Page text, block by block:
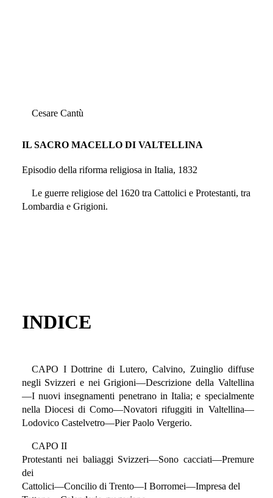
Cesare Cantù
IL SACRO MACELLO DI VALTELLINA
Episodio della riforma religiosa in Italia, 1832
Le guerre religiose del 1620 tra Cattolici e Protestanti, tra
Lombardia e Grigioni.
INDICE
CAPO I Dottrine di Lutero, Calvino, Zuinglio diffuse
negli Svizzeri e nei Grigioni—Descrizione della Valtellina
—I nuovi insegnamenti penetrano in Italia; e specialmente
nella Diocesi di Como—Novatori rifuggiti in Valtellina—
Lodovico Castelvetro—Pier Paolo Vergerio.
CAPO II
Protestanti nei baliaggi Svizzeri—Sono cacciati—Premure
dei
Cattolici—Concilio di Trento—I Borromei—Impresa del